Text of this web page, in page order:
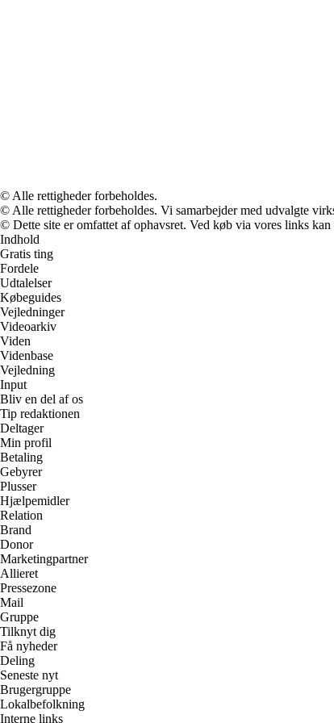
© Alle rettigheder forbeholdes.
© Alle rettigheder forbeholdes. Vi samarbejder med udvalgte
© Dette site er omfattet af ophavsret. Ved køb via vores links
Indhold
Gratis ting
Fordele
Udtalelser
Købeguides
Vejledninger
Videoarkiv
Viden
Videnbase
Vejledning
Input
Bliv en del af os
Tip redaktionen
Deltager
Min profil
Betaling
Gebyrer
Plusser
Hjælpemidler
Relation
Brand
Donor
Marketingpartner
Allieret
Pressezone
Mail
Gruppe
Tilknyt dig
Få nyheder
Deling
Seneste nyt
Brugergruppe
Lokalbefolkning
Interne links